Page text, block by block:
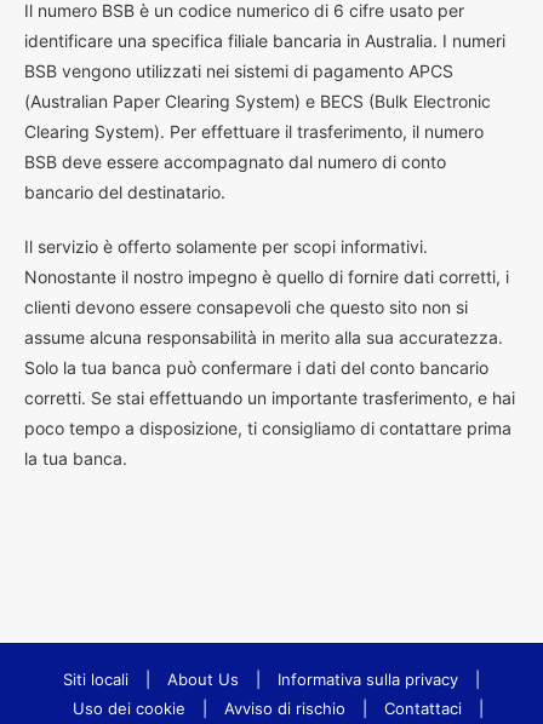
Il numero BSB è un codice numerico di 6 cifre usato per
identificare una specifica filiale bancaria in Australia. I numeri
BSB vengono utilizzati nei sistemi di pagamento APCS
(Australian Paper Clearing System) e BECS (Bulk Electronic
Clearing System). Per effettuare il trasferimento, il numero
BSB deve essere accompagnato dal numero di conto
bancario del destinatario.
Il servizio è offerto solamente per scopi informativi.
Nonostante il nostro impegno è quello di fornire dati corretti, i
clienti devono essere consapevoli che questo sito non si
assume alcuna responsabilità in merito alla sua accuratezza.
Solo la tua banca può confermare i dati del conto bancario
corretti. Se stai effettuando un importante trasferimento, e hai
poco tempo a disposizione, ti consigliamo di contattare prima
la tua banca.
Siti locali About Us Informativa sulla privacy
Uso dei cookie
Avviso di rischio Contattaci